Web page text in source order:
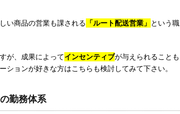
い商品の営業も課される 「ルート配送営業」 という職
が、成果によってインセンティブが与えられることも
ョンが好きな方はこちらも検討してみて下さい。
勤務体系